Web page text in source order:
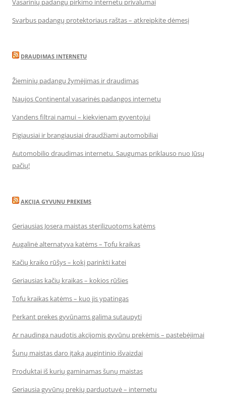
Vasarinių padangų pirkimo internetu privalumai
Svarbus padangų protektoriaus raštas – atkreipkite dėmesį
DRAUDIMAS INTERNETU
Žieminių padangų žymėjimas ir draudimas
Naujos Continental vasarinės padangos internetu
Vandens filtrai namui – kiekvienam gyventojui
Pigiausiai ir brangiausiai draudžiami automobiliai
Automobilio draudimas internetu. Saugumas priklauso nuo Jūsų
pačių!
AKCIJA GYVUNU PREKEMS
Geriausias Josera maistas sterilizuotoms katėms
Augalinė alternatyva katėms – Tofu kraikas
Kačių kraiko rūšys – kokį parinkti katei
Geriausias kačių kraikas – kokios rūšies
Tofu kraikas katėms – kuo jis ypatingas
Perkant prekes gyvūnams galima sutaupyti
Ar naudinga naudotis akcijomis gyvūnų prekėmis – pastebėjimai
Šunų maistas daro įtaką augintinio išvaizdai
Produktai iš kurių gaminamas šunų maistas
Geriausia gyvūnų prekių parduotuvė – internetu